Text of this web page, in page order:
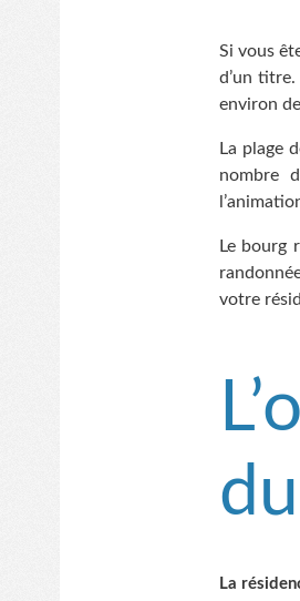
Si vous
d’un
environ
La plage
nombre
Le bourg
votre
La